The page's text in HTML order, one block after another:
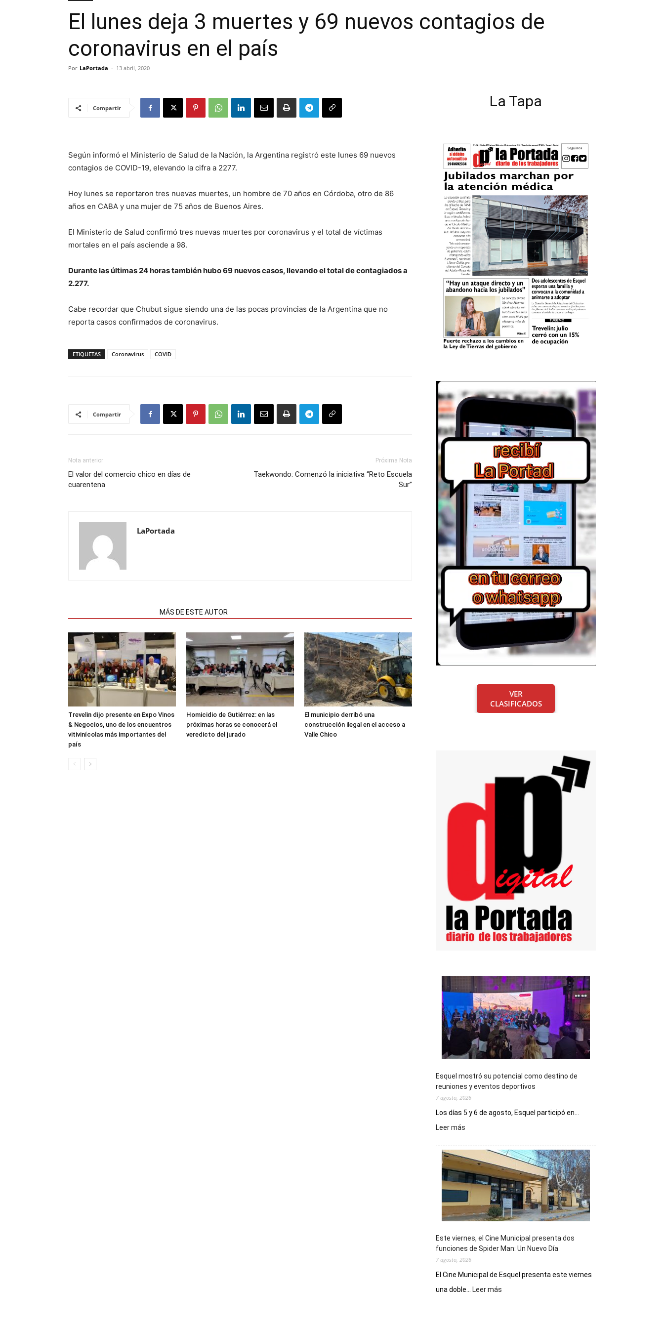
El lunes deja 3 muertes y 69 nuevos contagios de
coronavirus en el país
Por LaPortada - 13 abril, 2020
Compartir
Según informó el Ministerio de Salud de la Nación, la Argentina registró este lunes 69 nuevos
contagios de COVID-19, elevando la cifra a 2277.
Hoy lunes se reportaron tres nuevas muertes, un hombre de 70 años en Córdoba, otro de 86
años en CABA y una mujer de 75 años de Buenos Aires.
El Ministerio de Salud confirmó tres nuevas muertes por coronavirus y el total de víctimas
mortales en el país asciende a 98.
Durante las últimas 24 horas también hubo 69 nuevos casos, llevando el total de contagiados a
2.277.
Cabe recordar que Chubut sigue siendo una de las pocas provincias de la Argentina que no
reporta casos confirmados de coronavirus.
ETIQUETAS Coronavirus COVID
Compartir
Nota anterior
El valor del comercio chico en días de
cuarentena
Próxima Nota
Taekwondo: Comenzó la iniciativa “Reto Escuela
Sur”
LaPortada
MÁS DE ESTE AUTOR
Trevelin dijo presente en Expo Vinos
& Negocios, uno de los encuentros
vitivinícolas más importantes del
país
Homicidio de Gutiérrez: en las
próximas horas se conocerá el
veredicto del jurado
El municipio derribó una
construcción ilegal en el acceso a
Valle Chico
La Tapa
VER
CLASIFICADOS
Esquel mostró su potencial como destino de
reuniones y eventos deportivos
7 agosto, 2026
Los días 5 y 6 de agosto, Esquel participó en...
Leer más
su
potencial
como
destino
de
reuniones
y
deportivos
Este viernes, el Cine Municipal presenta dos
funciones de Spider Man: Un Nuevo Día
7 agosto, 2026
El Cine Municipal de Esquel presenta este viernes
una doble...
Leer más